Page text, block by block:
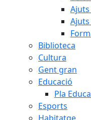
Ajuts
Biblioteca
Cultura
Gent gran
Educació
Pla
Esports